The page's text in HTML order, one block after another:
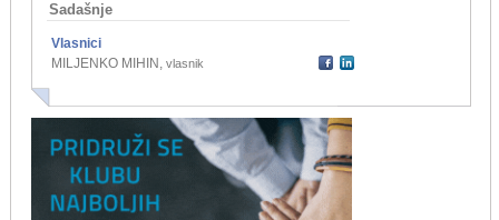
Sadašnje
Vlasnici
MILJENKO MIHIN , vlasnik